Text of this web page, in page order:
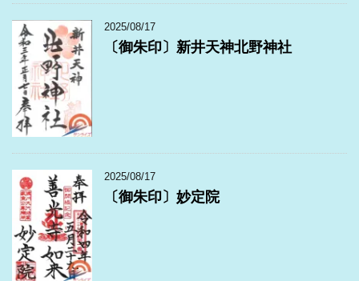
2025/08/17
〔御朱印〕新井天神北野神社
2025/08/17
〔御朱印〕妙定院